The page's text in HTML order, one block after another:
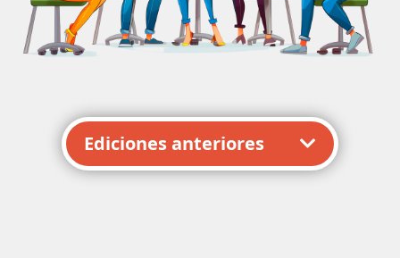
Ediciones anteriores